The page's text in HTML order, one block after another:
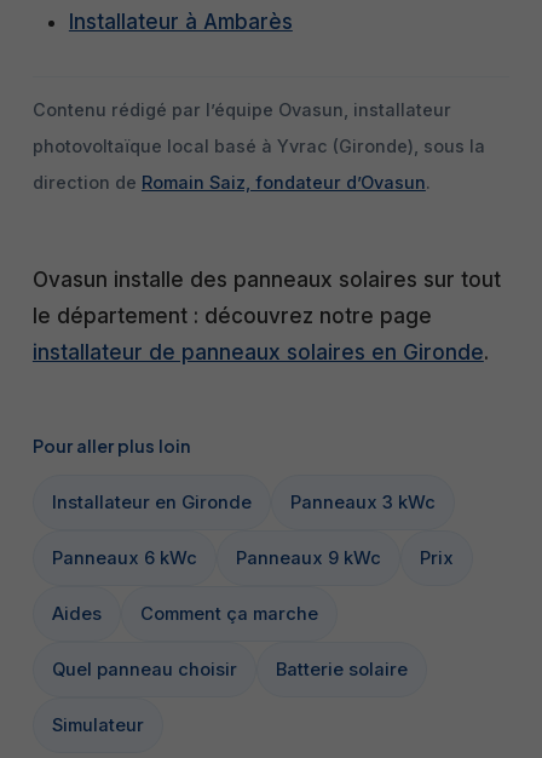
Installateur à Ambarès
Contenu rédigé par l’équipe Ovasun, installateur
photovoltaïque local basé à Yvrac (Gironde), sous la
direction de Romain Saiz, fondateur d’Ovasun.
Ovasun installe des panneaux solaires sur tout
le département : découvrez notre page
installateur de panneaux solaires en Gironde.
Pour aller plus loin
Installateur en Gironde Panneaux 3 kWc
Panneaux 6 kWc Panneaux 9 kWc Prix
Aides Comment ça marche
Quel panneau choisir Batterie solaire
Simulateur